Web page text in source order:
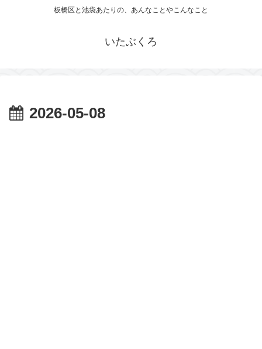
板橋区と池袋あたりの、あんなことやこんなこと
いたぶくろ
2026-05-08